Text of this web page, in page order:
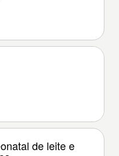
de leite e